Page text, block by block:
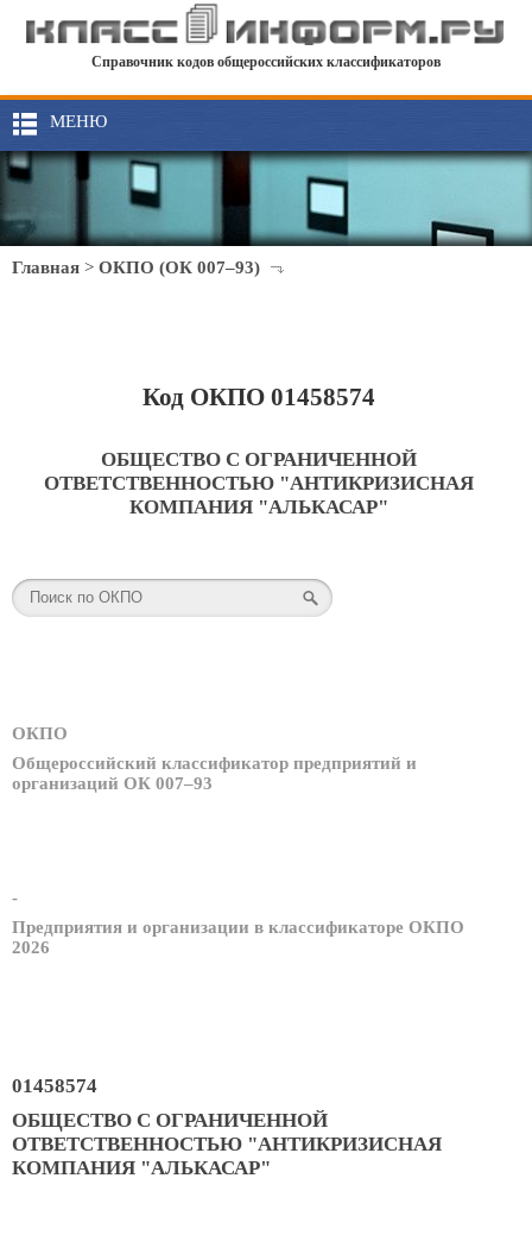
Справочник кодов общероссийских классификаторов
МЕНЮ
Главная > ОКПО (ОК 007–93)
Код ОКПО 01458574
ОБЩЕСТВО С ОГРАНИЧЕННОЙ
ОТВЕТСТВЕННОСТЬЮ "АНТИКРИЗИСНАЯ
КОМПАНИЯ "АЛЬКАСАР"
ОКПО
Общероссийский классификатор предприятий и
организаций ОК 007–93
-
Предприятия и организации в классификаторе ОКПО
2026
01458574
ОБЩЕСТВО С ОГРАНИЧЕННОЙ
ОТВЕТСТВЕННОСТЬЮ "АНТИКРИЗИСНАЯ
КОМПАНИЯ "АЛЬКАСАР"